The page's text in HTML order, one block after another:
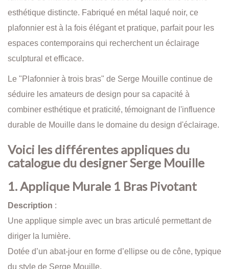
esthétique distincte. Fabriqué en métal laqué noir, ce
plafonnier est à la fois élégant et pratique, parfait pour les
espaces contemporains qui recherchent un éclairage
sculptural et efficace.
Le "Plafonnier à trois bras" de Serge Mouille continue de
séduire les amateurs de design pour sa capacité à
combiner esthétique et praticité, témoignant de l'influence
durable de Mouille dans le domaine du design d'éclairage.
Voici les différentes appliques du
catalogue du designer Serge Mouille
1. Applique Murale 1 Bras Pivotant
Description :
Une applique simple avec un bras articulé permettant de
diriger la lumière.
Dotée d’un abat-jour en forme d’ellipse ou de cône, typique
du style de Serge Mouille.